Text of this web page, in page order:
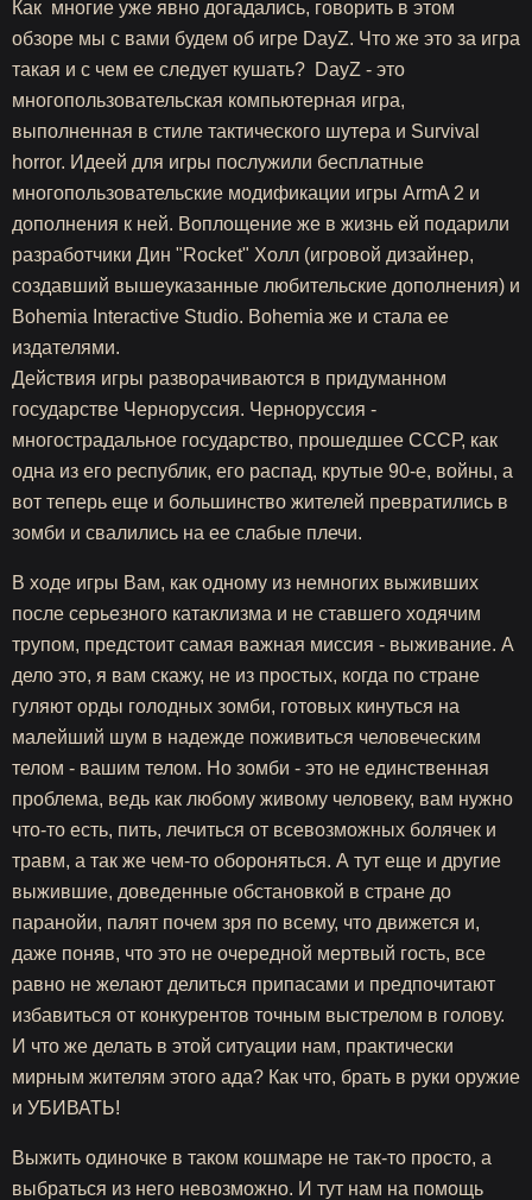
Как многие уже явно догадались, говорить в этом
обзоре мы с вами будем об игре DayZ. Что же это за игра
такая и с чем ее следует кушать? DayZ - это
многопользовательская компьютерная игра,
выполненная в стиле тактического шутера и Survival
horror. Идеей для игры послужили бесплатные
многопользовательские модификации игры ArmA 2 и
дополнения к ней. Воплощение же в жизнь ей подарили
разработчики Дин "Rocket" Холл (игровой дизайнер,
создавший вышеуказанные любительские дополнения) и
Bohemia Interactive Studio. Bohemia же и стала ее
издателями.
Действия игры разворачиваются в придуманном
государстве Черноруссия. Черноруссия -
многострадальное государство, прошедшее СССР, как
одна из его республик, его распад, крутые 90-е, войны, а
вот теперь еще и большинство жителей превратились в
зомби и свалились на ее слабые плечи.
В ходе игры Вам, как одному из немногих выживших
после серьезного катаклизма и не ставшего ходячим
трупом, предстоит самая важная миссия - выживание. А
дело это, я вам скажу, не из простых, когда по стране
гуляют орды голодных зомби, готовых кинуться на
малейший шум в надежде поживиться человеческим
телом - вашим телом. Но зомби - это не единственная
проблема, ведь как любому живому человеку, вам нужно
что-то есть, пить, лечиться от всевозможных болячек и
травм, а так же чем-то обороняться. А тут еще и другие
выжившие, доведенные обстановкой в стране до
паранойи, палят почем зря по всему, что движется и,
даже поняв, что это не очередной мертвый гость, все
равно не желают делиться припасами и предпочитают
избавиться от конкурентов точным выстрелом в голову.
И что же делать в этой ситуации нам, практически
мирным жителям этого ада? Как что, брать в руки оружие
и УБИВАТЬ!
Выжить одиночке в таком кошмаре не так-то просто, а
выбраться из него невозможно. И тут нам на помощь